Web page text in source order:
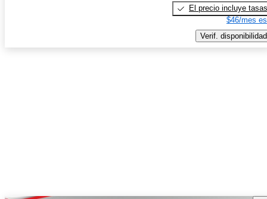
El precio incluye tasas
$46/mes
Verif. disponibilidad